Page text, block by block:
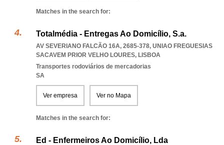
Matches in the search for:
Totalmédia - Entregas Ao Domicílio, S.a.
AV SEVERIANO FALCÃO 16A, 2685-378, UNIAO FREGUESIAS
SACAVEM PRIOR VELHO LOURES, LISBOA
Transportes rodoviários de mercadorias
SA
Ver empresa Ver no Mapa
Matches in the search for:
Ed - Enfermeiros Ao Domicílio, Lda